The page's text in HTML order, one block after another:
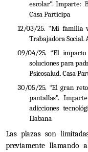
escolar”. Imparte:
Casa Participa
12/03/25. “Mi familia
Trabajadora Social.
09/04/25. “El
soluciones para
Psicosalud. Casa
30/05/25. “El gran
pantallas”.
adicciones
Habana
Las plazas son
previamente llamando